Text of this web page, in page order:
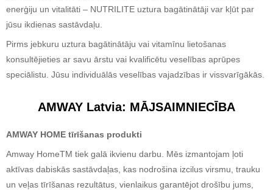
enerģiju un vitalitāti – NUTRILITE uztura bagātinātāji var kļūt par
jūsu ikdienas sastāvdaļu.
Pirms jebkuru uztura bagātinātāju vai vitamīnu lietošanas
konsultējieties ar savu ārstu vai kvalificētu veselības aprūpes
speciālistu. Jūsu individuālās veselības vajadzības ir vissvarīgākās.
AMWAY Latvia: MĀJSAIMNIECĪBA
AMWAY HOME tīrīšanas produkti
Amway HomeTM tiek galā ikvienu darbu. Mēs izmantojam ļoti
aktīvas dabiskās sastāvdaļas, kas nodrošina izcilus virsmu, trauku
un veļas tīrīšanas rezultātus, vienlaikus garantējot drošību jums,